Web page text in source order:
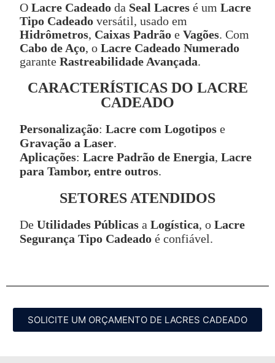
O Lacre Cadeado da Seal Lacres é um Lacre
Tipo Cadeado versátil, usado em
Hidrômetros, Caixas Padrão e Vagões. Com
Cabo de Aço, o Lacre Cadeado Numerado
garante Rastreabilidade Avançada.
CARACTERÍSTICAS DO LACRE
CADEADO
Personalização: Lacre com Logotipos e
Gravação a Laser.
Aplicações: Lacre Padrão de Energia, Lacre
para Tambor, entre outros.
SETORES ATENDIDOS
De Utilidades Públicas a Logística, o Lacre
Segurança Tipo Cadeado é confiável.
SOLICITE UM ORÇAMENTO DE LACRES CADEADO